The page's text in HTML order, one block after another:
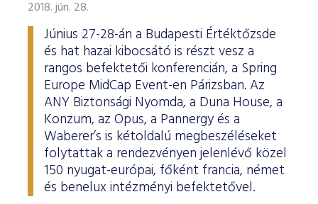
ESG Útmutató
2018. jún. 28.
Június 27-28-án a Budapesti Értéktőzsde
és hat hazai kibocsátó is részt vesz a
rangos befektetői konferencián, a Spring
Europe MidCap Event-en Párizsban. Az
ANY Biztonsági Nyomda, a Duna House, a
Konzum, az Opus, a Pannergy és a
Waberer’s is kétoldalú megbeszéléseket
folytattak a rendezvényen jelenlévő közel
150 nyugat-európai, főként francia, német
és benelux intézményi befektetővel.